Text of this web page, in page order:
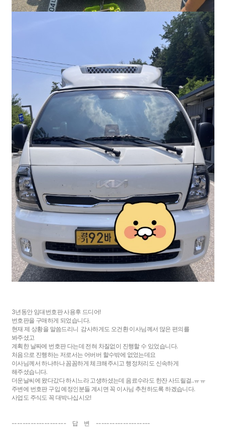
3년동안 임대번호판 사용후 드디어!
번호판을 구매하게 되었습니다.
현재 제 상황을 말씀드리니 감사하게도 오건환 이사님께서 많은 편의를
봐주셨고
계획한 날짜에 번호판 다는데 전혀 차질없이 진행할 수 있었습니다.
처음으로 진행하는 저로서는 어버버 할수밖에 없었는데요
이사님께서 하나하나 꼼꼼하게 체크해주시고 행정처리도 신속하게
해주셨습니다.
더운날씨에 왔다갔다 하시느라 고생하셨는데 음료수라도 한잔 사드릴걸..ㅠㅠ
주변에 번호판 구입 예정인분들 계시면 꼭 이사님 추천하도록 하겠습니다.
사업도 주식도 꼭 대박나십시오!
-------------------- 답 변 --------------------